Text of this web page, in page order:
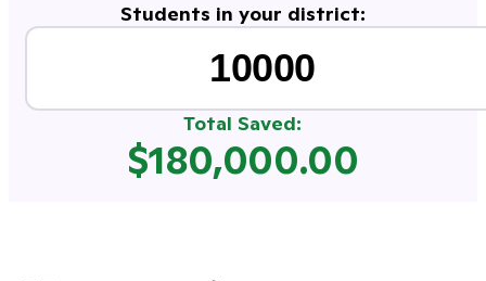
Students in your district:
Total Saved:
$180,000.00